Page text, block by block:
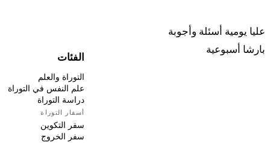
عليا يومية أسئلة وأجوبة
بارشا أسبوعية
الفئات
التوراة والعلم
علم النفس في التوراة
دراسة التوراة
أسفار التوراة
سفر التكوين
سفر الخروج